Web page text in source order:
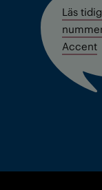
Läs
Accent